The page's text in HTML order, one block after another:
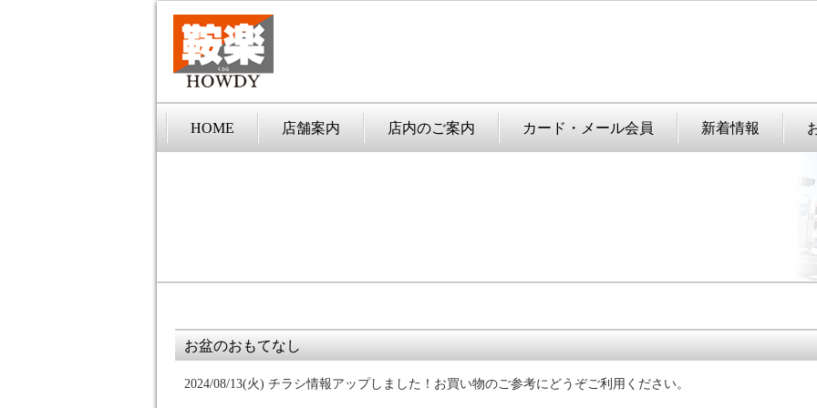
HOME 店舗案内 店内のご案内 カード・メール会員 新着情報
お盆のおもてなし
2024/08/13(火) チラシ情報アップしました！ お買い物のご参考にどうぞご利用ください。